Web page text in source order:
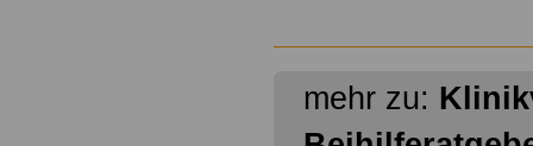
mehr zu: